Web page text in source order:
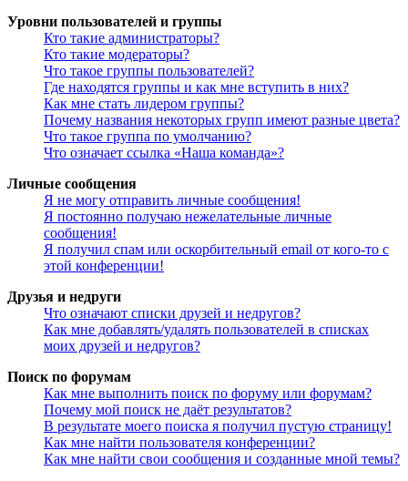
Уровни пользователей и группы
Кто такие администраторы?
Кто такие модераторы?
Что такое группы пользователей?
Где находятся группы и как мне вступить в них?
Как мне стать лидером группы?
Почему названия некоторых групп имеют разные цвета?
Что такое группа по умолчанию?
Что означает ссылка «Наша команда»?
Личные сообщения
Я не могу отправить личные сообщения!
Я постоянно получаю нежелательные личные
сообщения!
Я получил спам или оскорбительный email от кого-то с
этой конференции!
Друзья и недруги
Что означают списки друзей и недругов?
Как мне добавлять/удалять пользователей в списках
моих друзей и недругов?
Поиск по форумам
Как мне выполнить поиск по форуму или форумам?
Почему мой поиск не даёт результатов?
В результате моего поиска я получил пустую страницу!
Как мне найти пользователя конференции?
Как мне найти свои сообщения и созданные мной темы?